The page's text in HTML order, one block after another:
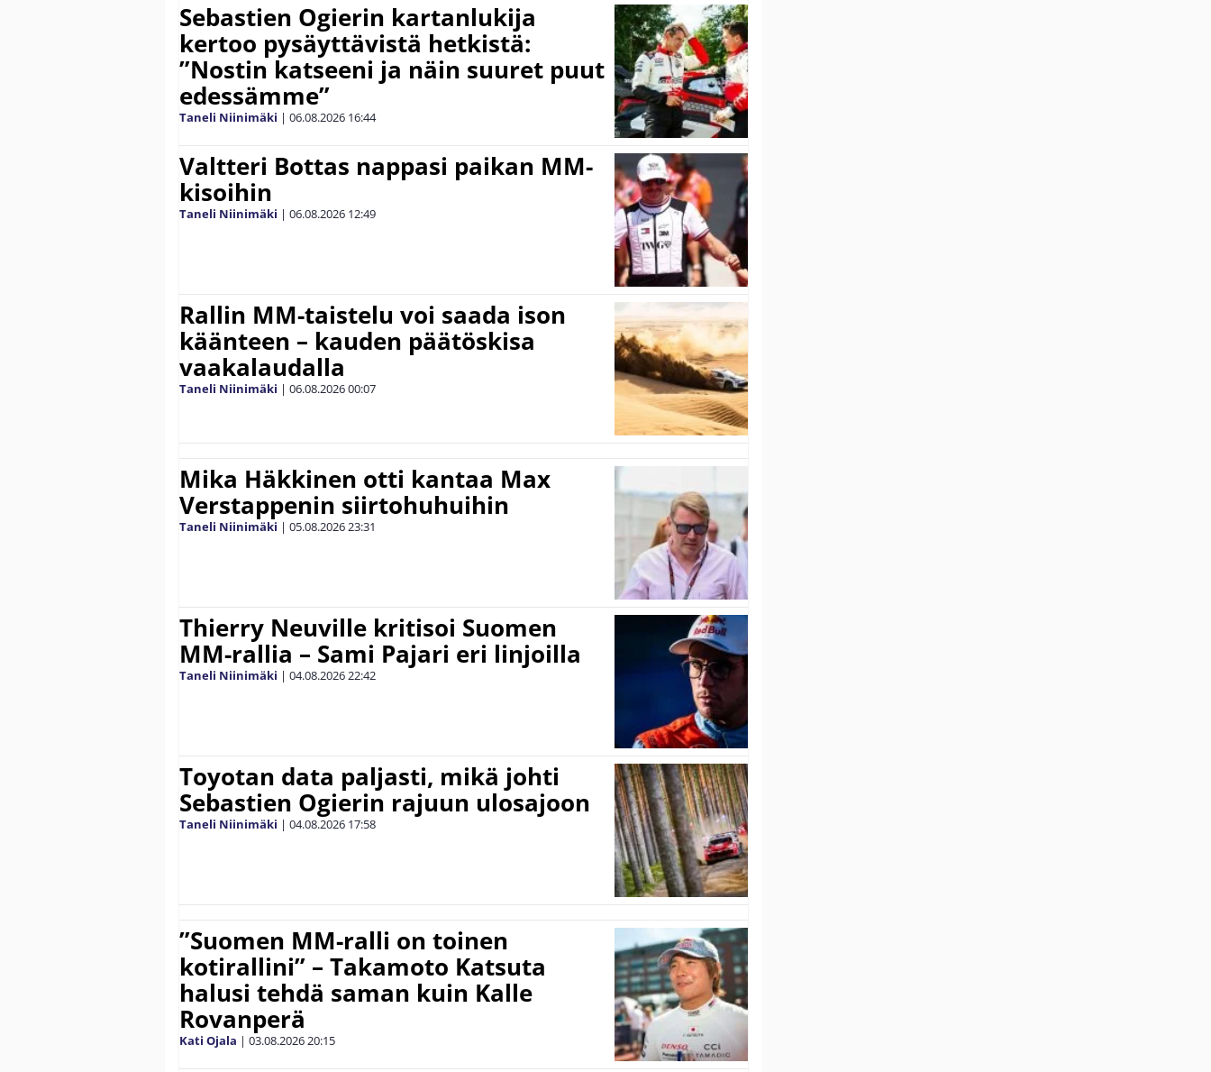
Sebastien Ogierin kartanlukija
kertoo pysäyttävistä hetkistä:
”Nostin katseeni ja näin suuret puut
edessämme”
Taneli Niinimäki | 06.08.2026 16:44
Valtteri Bottas nappasi paikan MM-
kisoihin
Taneli Niinimäki | 06.08.2026 12:49
Rallin MM-taistelu voi saada ison
käänteen – kauden päätöskisa
vaakalaudalla
Taneli Niinimäki | 06.08.202600:07
Mika Häkkinen otti kantaa Max
Verstappenin siirtohuhuihin
Taneli Niinimäki | 05.08.202623:31
Thierry Neuville kritisoi Suomen
MM-rallia – Sami Pajari eri linjoilla
Taneli Niinimäki | 04.08.202622:42
Toyotan data paljasti, mikä johti
Sebastien Ogierin rajuun ulosajoon
Taneli Niinimäki | 04.08.2026 17:58
”Suomen MM-ralli on toinen
kotirallini” – Takamoto Katsuta
halusi tehdä saman kuin Kalle
Rovanperä
Kati Ojala | 03.08.202620:15